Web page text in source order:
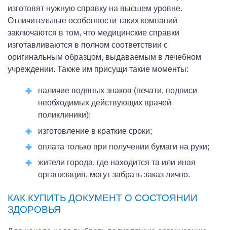
изготовят нужную справку на высшем уровне.
Отличительные особенности таких компаний
заключаются в том, что медицинские справки
изготавливаются в полном соответствии с
оригинальным образцом, выдаваемым в лечебном
учреждении. Также им присущи такие моменты:
наличие водяных знаков (печати, подписи
необходимых действующих врачей
поликлиники);
изготовление в краткие сроки;
оплата только при получении бумаги на руки;
жители города, где находится та или иная
организация, могут забрать заказ лично.
КАК КУПИТЬ ДОКУМЕНТ О СОСТОЯНИИ
ЗДОРОВЬЯ